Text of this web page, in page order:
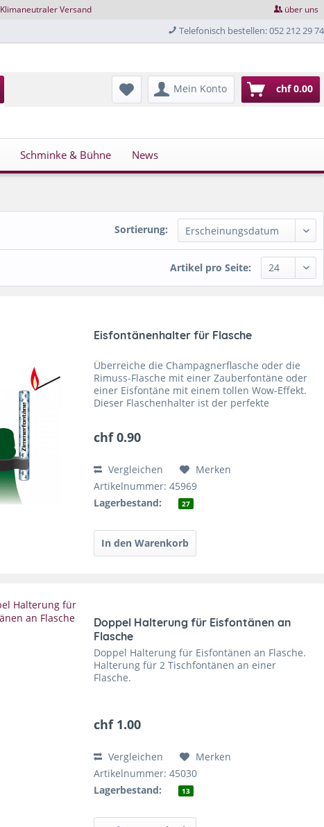
Klimaneutraler Versand über uns
Telefonisch bestellen: 052 212 29 74
Mein Konto chf 0.00
Schminke & Bühne News
Sortierung:
Artikel pro Seite:
Eisfontänenhalter für Flasche
Überreiche die Champagnerflasche oder die
Rimuss-Flasche mit einer Zauberfontäne oder
einer Eisfontäne mit einem tollen Wow-Effekt.
Dieser Flaschenhalter ist der perfekte
chf 0.90
Vergleichen
Merken
Artikelnummer: 45969
Lagerbestand:
27
Doppel Halterung für Eisfontänen an
Flasche
Doppel Halterung für Eisfontänen an Flasche.
Halterung für 2 Tischfontänen an einer
Flasche.
chf 1.00
Vergleichen
Merken
Artikelnummer: 45030
Lagerbestand:
13